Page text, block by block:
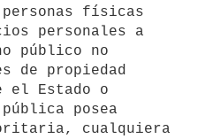
físicas
personales a
público no
de propiedad
el Estado o
posea
cualquiera